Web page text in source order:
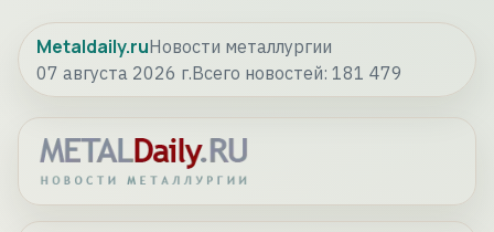
Metaldaily.ruНовости металлургии
07 августа 2026 г.Всего новостей: 181 479